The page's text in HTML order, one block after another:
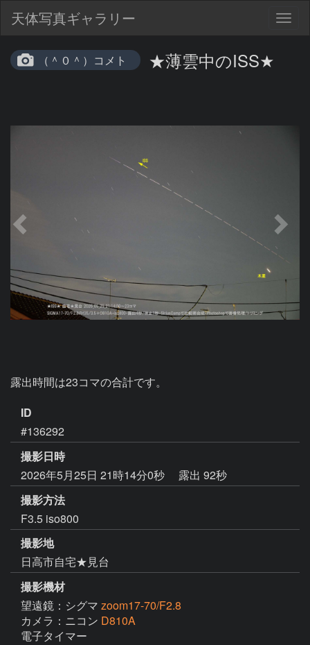
天体写真ギャラリー
（＾０＾）コメト ★薄雲中のISS★
露出時間は23コマの合計です。
ID
#136292
撮影日時
2026年5月25日 21時14分0秒
露出 92秒
撮影方法
F3.5 iso800
撮影地
日高市自宅★見台
撮影機材
望遠鏡：シグマ zoom17-70/F2.8
カメラ：ニコン D810A
電子タイマー